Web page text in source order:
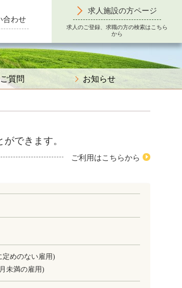
合わせ
求人施設の方ページ
求人のご登録、求職の方の検索はこちら
から
質問 お知らせ
ができます。
ご利用はこちらから
めのない雇用)
未満の雇用)